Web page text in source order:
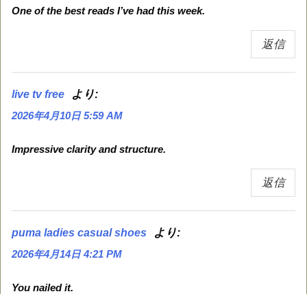
One of the best reads I’ve had this week.
返信
live tv free より:
2026年4月10日 5:59 AM
Impressive clarity and structure.
返信
puma ladies casual shoes より:
2026年4月14日 4:21 PM
You nailed it.